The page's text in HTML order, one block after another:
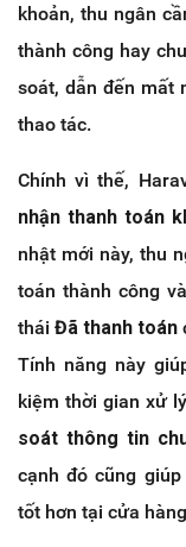
khoản, thu ngân
thành công hay
soát, dẫn đến mất
thao tác.
Chính vì thế,
nhận thanh toán
nhật mới này, thu
toán thành công
thái Đã thanh toán
Tính năng này
kiệm thời gian xử
soát thông tin
cạnh đó cũng
tốt hơn tại cửa